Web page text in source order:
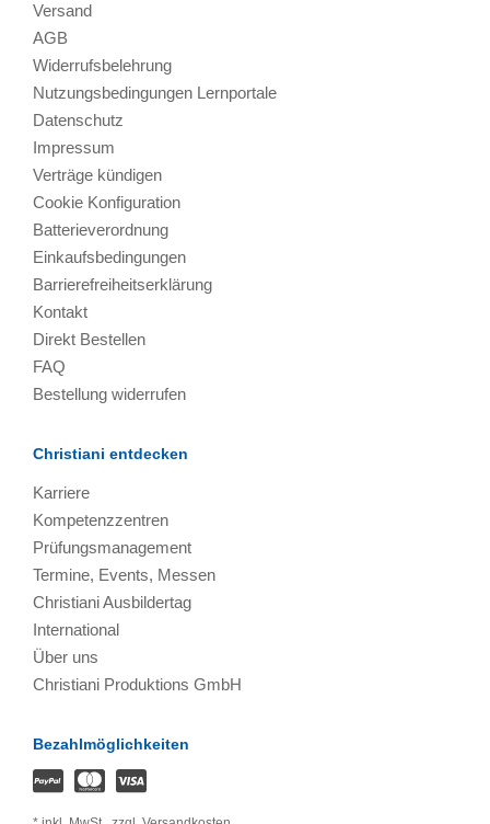
Versand
AGB
Widerrufsbelehrung
Nutzungsbedingungen Lernportale
Datenschutz
Impressum
Verträge kündigen
Cookie Konfiguration
Batterieverordnung
Einkaufsbedingungen
Barrierefreiheitserklärung
Kontakt
Direkt Bestellen
FAQ
Bestellung widerrufen
Christiani entdecken
Karriere
Kompetenzzentren
Prüfungsmanagement
Termine, Events, Messen
Christiani Ausbildertag
International
Über uns
Christiani Produktions GmbH
Bezahlmöglichkeiten